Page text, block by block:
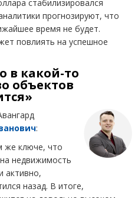
стабилизировался
прогнозируют, что
время не будет.
повлиять на успешное
в какой-то
объектов
:
же ключе, что
недвижимость
активно,
назад. В итоге,